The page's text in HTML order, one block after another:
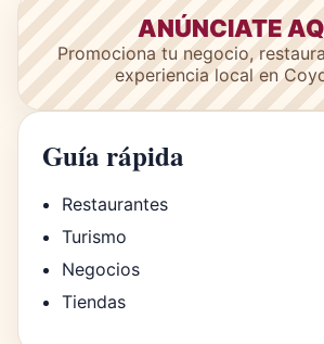
ANÚNCIATE
Promociona tu negocio,
experiencia local en
Guía rápida
Restaurantes
Turismo
Negocios
Tiendas